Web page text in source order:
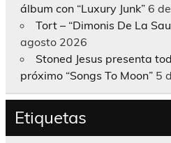
álbum con “Luxury Junk” 6
Tort – “Dimonis De La
agosto 2026
Stoned Jesus presenta
próximo “Songs To Moon” 5
Etiquetas